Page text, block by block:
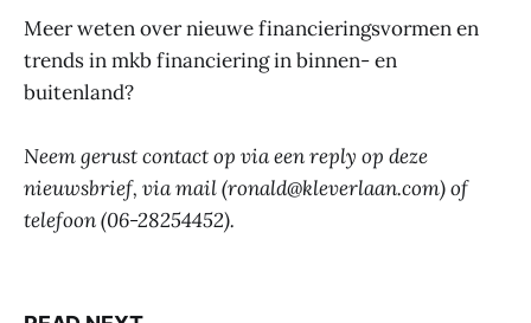
Meer weten over nieuwe financieringsvormen en
trends in mkb financiering in binnen- en
buitenland?
Neem gerust contact op via een reply op deze
nieuwsbrief, via mail (ronald@kleverlaan.com) of
telefoon (06-28254452).